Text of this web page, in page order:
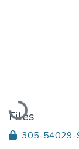
Loading...
Files
305-54029-